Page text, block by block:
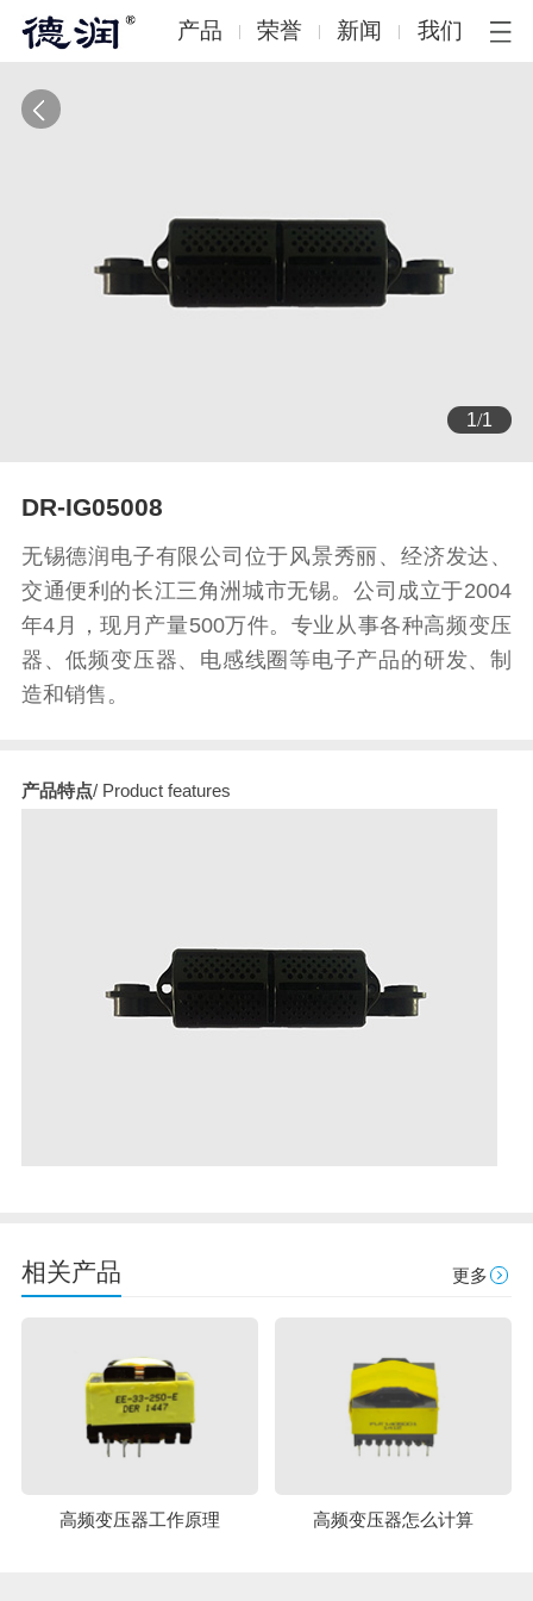
产品 荣誉 新闻 我们
1/1
DR-IG05008
无锡德润电子有限公司位于风景秀丽、经济发达、
交通便利的长江三角洲城市无锡。公司成立于2004
年4月，现月产量500万件。专业从事各种高频变压
器、低频变压器、电感线圈等电子产品的研发、制
造和销售。
产品特点/ Product features
相关产品 更多
高频变压器工作原理 高频变压器怎么计算